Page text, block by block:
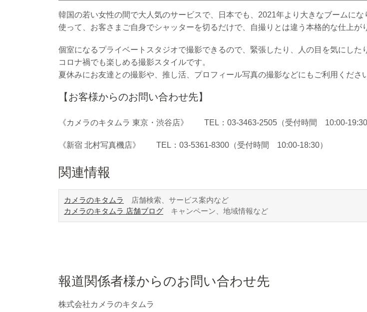
韓国の若い女性の間で大人気のサービスで、日本でも、2021年より大きなブームに
使って、お客さまご自身でシャッターを切るだけで、自撮りとは違う本格的な仕上が
個室になるプライベートスタジオで撮影できるので、緊張したり、人の目を気にし
コロナ禍でも楽しめる撮影スタイルです。
夏休みにお友達との撮影や、推し活、プロフィール写真の撮影などにもご利用くださ
【お客様からのお問い合わせ先】
《カメラのキタムラ 東京・渋谷店》 TEL：03-3463-2505（受付時間 10:00-19:30
《新宿 北村写真機店》 TEL：03-5361-8300（受付時間 10:00-18:30）
関連情報
カメラのキタムラ
店舗検索、サービス案内など
カメラのキタムラ 店舗ブログ キャンペーン、地域情報など
報道関係者様からのお問い合わせ先
株式会社カメラのキタムラ